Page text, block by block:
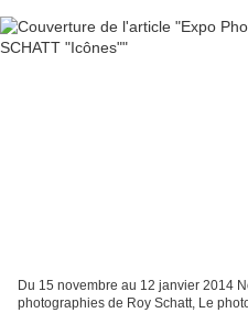
Du 15 novembre au 12 janvier 2014
photographies de Roy Schatt, Le